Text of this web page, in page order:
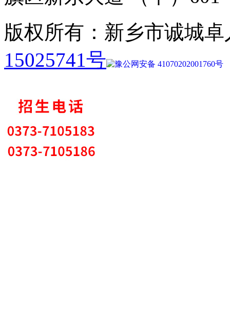
版权所有：新乡市诚城
15025741号
豫公网安备 41070202001760号